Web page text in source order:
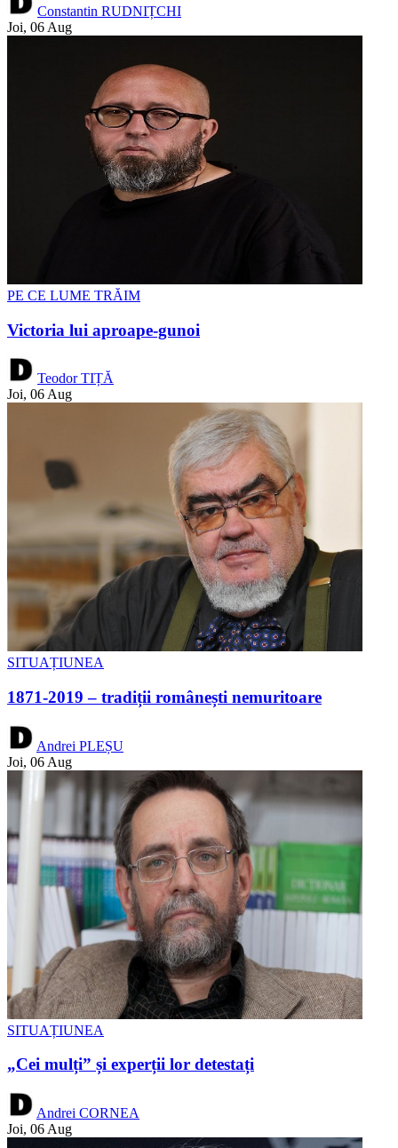
Constantin RUDNIȚCHI
Joi, 06 Aug
PE CE LUME TRĂIM
Victoria lui aproape-gunoi
Teodor TIȚĂ
Joi, 06 Aug
SITUAȚIUNEA
1871-2019 – tradiții românești nemuritoare
Andrei PLEȘU
Joi, 06 Aug
SITUAȚIUNEA
„Cei mulți” și experții lor detestați
Andrei CORNEA
Joi, 06 Aug